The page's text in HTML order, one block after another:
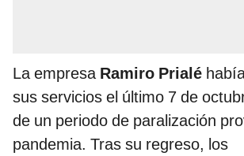
La empresa Ramiro Prialé
sus servicios el último 7 de
de un periodo de paralización
pandemia. Tras su regreso, los